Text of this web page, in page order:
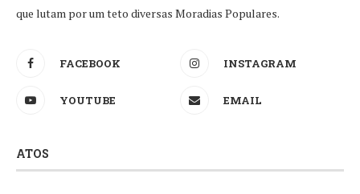
que lutam por um teto diversas Moradias Populares.
FACEBOOK INSTAGRAM
YOUTUBE EMAIL
ATOS